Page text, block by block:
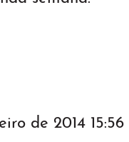
de 2014 15:56